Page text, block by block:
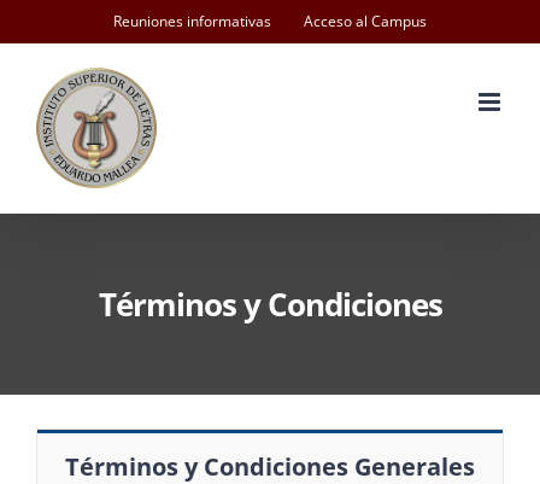
content
Reuniones informativas Acceso al Campus
Términos y Condiciones
Términos y Condiciones Generales